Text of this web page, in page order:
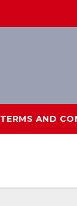
TERMS AND